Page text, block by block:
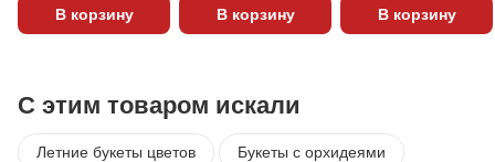
В корзину В корзину В корзину
С этим товаром искали
Летние букеты цветов Букеты с орхидеями